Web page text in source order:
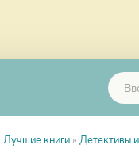
Лучшие книги » Детективы